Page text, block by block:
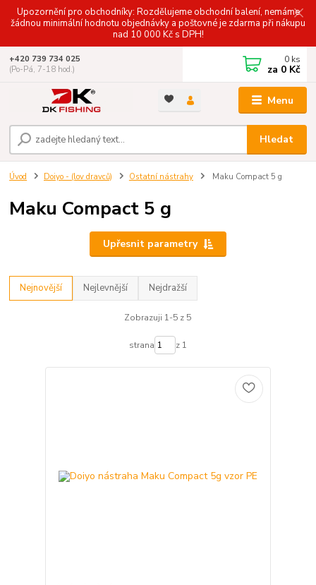
Upozornění pro obchodníky: Rozdělujeme obchodní balení, nemáme
žádnou minimální hodnotu objednávky a poštovné je zdarma při nákupu
nad 10 000 Kč s DPH!
Menu
Hledat
+420 739 734 025
(Po-Pá, 7-18 hod.)
0 ks
za 0 Kč
Úvod Doiyo - (lov dravců) Ostatní nástrahy Maku Compact 5 g
Maku Compact 5 g
Upřesnit parametry
Nejnovější Nejlevnější Nejdražší
Zobrazuji 1-5 z 5
strana z 1